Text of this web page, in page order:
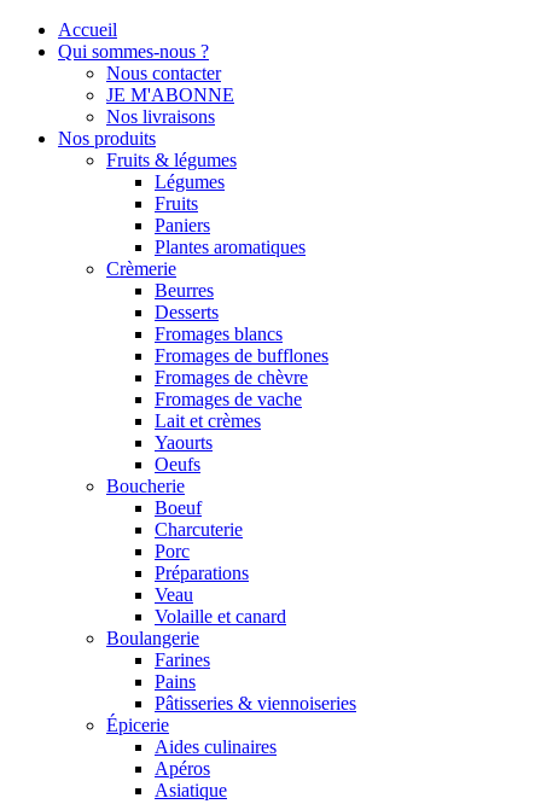
Accueil
Qui sommes-nous ?
Nous contacter
JE M'ABONNE
Nos livraisons
Nos produits
Fruits & légumes
Légumes
Fruits
Paniers
Plantes aromatiques
Crèmerie
Beurres
Desserts
Fromages blancs
Fromages de bufflones
Fromages de chèvre
Fromages de vache
Lait et crèmes
Yaourts
Oeufs
Boucherie
Boeuf
Charcuterie
Porc
Préparations
Veau
Volaille et canard
Boulangerie
Farines
Pains
Pâtisseries & viennoiseries
Épicerie
Aides culinaires
Apéros
Asiatique